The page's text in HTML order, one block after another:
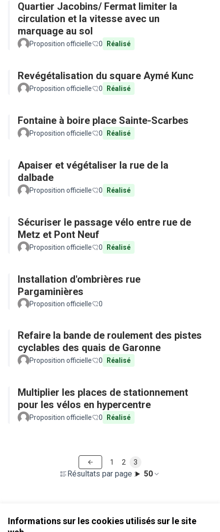
Informations sur les cookies utilisés sur le site
Quartier Jacobins/ Fermat limiter la
circulation et la vitesse avec un
marquage au sol
Proposition officielle 0 Réalisé
Revégétalisation du square Aymé Kunc
Proposition officielle 0 Réalisé
Fontaine à boire place Sainte-Scarbes
Proposition officielle 0 Réalisé
Apaiser et végétaliser la rue de la
dalbade
Proposition officielle 0 Réalisé
Sécuriser le passage vélo entre rue de
Metz et Pont Neuf
Proposition officielle 0 Réalisé
Installation d'ombrières rue
Pargaminières
Proposition officielle 0
Refaire la bande de roulement des pistes
cyclables des quais de Garonne
Proposition officielle 0 Réalisé
Multiplier les places de stationnement
pour les vélos en hypercentre
Proposition officielle 0 Réalisé
Résultats par page : 50
1 2 3